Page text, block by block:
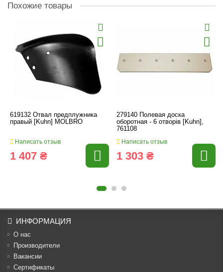
Похожие товары
619132 Отвал предплужника
правый [Kuhn] MOLBRO
Написать отзыв
1 407 ₴
279140 Полевая доска
оборотная - 6 отворів [Kuhn],
761108
Написать отзыв
1 303 ₴
ИНФОРМАЦИЯ
О нас
Производители
Вакансии
Cертификаты